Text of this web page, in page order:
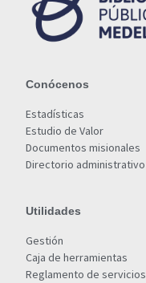
Conócenos
Estadísticas
Estudio de Valor
Documentos misionales
Directorio administrativo
Utilidades
Gestión
Caja de herramientas
Reglamento de servicios